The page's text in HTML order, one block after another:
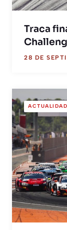
Traca
28 DE